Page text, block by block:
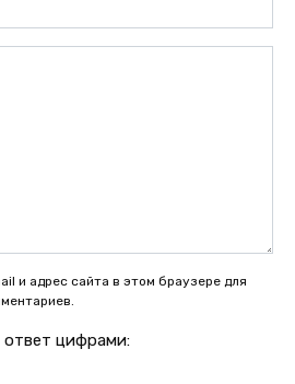
и адрес сайта в этом браузере для
цифрами: